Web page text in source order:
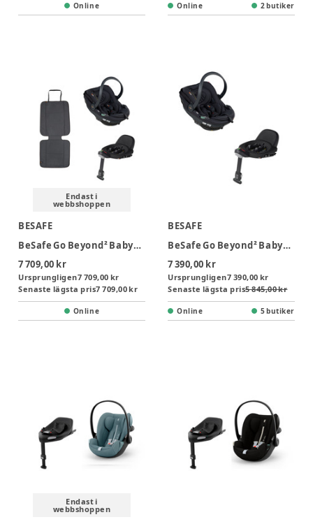
Online Online 2 butiker
Endast i
webbshoppen
BESAFE
BeSafe Go Beyond² Babyskydd inkl. bas & sparkskydd - Black Soft Breeze
7 709,00 kr
Ursprungligen7 709,00 kr
Senaste lägsta pris7 709,00 kr
Online
BESAFE
BeSafe Go Beyond² Babyskydd inkl bas - Black Soft Breeze
7 390,00 kr
Ursprungligen7 390,00 kr
Senaste lägsta pris5 845,00 kr
Online 5 butiker
Endast i
webbshoppen